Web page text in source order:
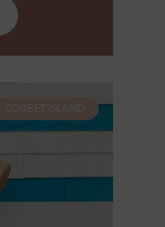
SORBET ISLAND